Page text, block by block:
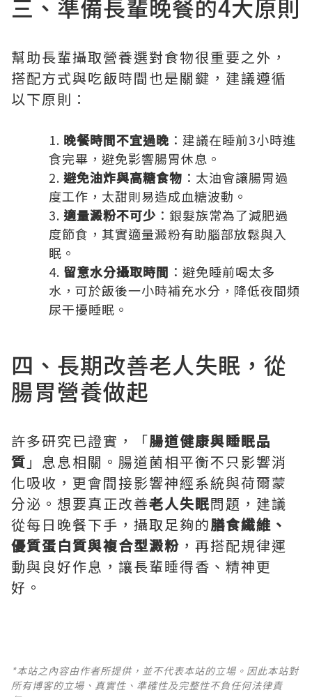
三、準備長輩晚餐的4大原則
幫助長輩攝取營養選對食物很重要之外，
搭配方式與吃飯時間也是關鍵，建議遵循
以下原則：
晚餐時間不宜過晚 ：建議在睡前3小時進
食完畢，避免影響腸胃休息。
避免油炸與高糖食物 ：太油會讓腸胃過
度工作，太甜則易造成血糖波動。
適量澱粉不可少 ：銀髮族常為了減肥過
度節食，其實適量澱粉有助腦部放鬆與入
眠。
留意水分攝取時間 ：避免睡前喝太多
水，可於飯後一小時補充水分，降低夜間頻
尿干擾睡眠。
四、長期改善老人失眠，從
腸胃營養做起
許多研究已證實，「腸道健康與睡眠品
質 」息息相關。腸道菌相平衡不只影響消
化吸收，更會間接影響神經系統與荷爾蒙
分泌。想要真正改善老人失眠問題，建議
從每日晚餐下手，攝取足夠的膳食纖維、
優質蛋白質與複合型澱粉 ，再搭配規律運
動與良好作息，讓長輩睡得香、精神更
好。
*本站之內容由作者所提供，並不代表本站的立場。因此本站對
所有博客的立場、真實性、準確性及完整性不負任何法律責